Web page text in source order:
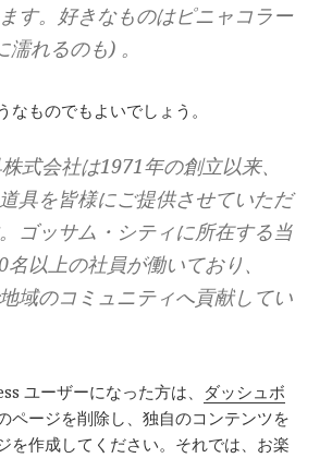
す。好きなものはピニャコラー
濡れるのも) 。
なものでもよいでしょう。
式会社は1971年の創立以来、
具を皆様にご提供させていただ
ゴッサム・シティに所在する当
以上の社員が働いており、
域のコミュニティへ貢献してい
ユーザーになった方は、 ダッシュボ
ページを削除し、独自のコンテンツを
を作成してください。それでは、お楽